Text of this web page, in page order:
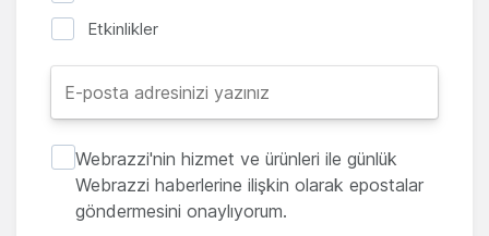
Etkinlikler
Webrazzi'nin hizmet ve ürünleri ile günlük
Webrazzi haberlerine ilişkin olarak epostalar
göndermesini onaylıyorum.